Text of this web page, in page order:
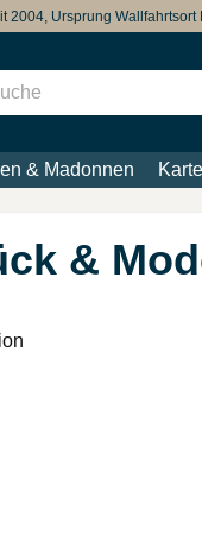
2004, Ursprung Wallfahrtsort
& Madonnen
&